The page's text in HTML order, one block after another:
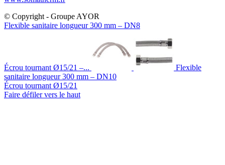
© Copyright - Groupe AYOR
Flexible sanitaire longueur 300 mm – DN8
Écrou tournant Ø15/21 –...
Flexible
sanitaire longueur 300 mm – DN10
Écrou tournant Ø15/21
Faire défiler vers le haut